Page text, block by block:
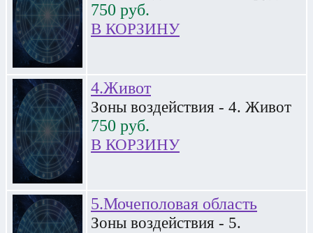
750 руб.
В КОРЗИНУ
4.Живот
Зоны воздействия - 4. Живот
750 руб.
В КОРЗИНУ
5.Мочеполовая область
Зоны воздействия - 5.